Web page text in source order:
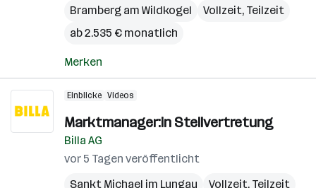
Bramberg am Wildkogel
Vollzeit, Teilzeit
ab 2.535 € monatlich
Merken
Einblicke Videos
Marktmanager:in Stellvertretung
Billa AG
vor 5 Tagen veröffentlicht
Sankt Michael im Lungau
Vollzeit, Teilzeit